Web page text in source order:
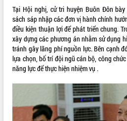
Tại Hội nghị, cử tri huyện Buôn Đôn
sách sáp nhập các đơn vị hành chính
điều kiện thuận lợi để phát triển chung.
xây dựng các phương án nhằm sử dụng
tránh gây lãng phí nguồn lực. Bên cạnh
lựa chọn, bố trí đội ngũ cán bộ, công
năng lực để thực hiện nhiệm vụ .